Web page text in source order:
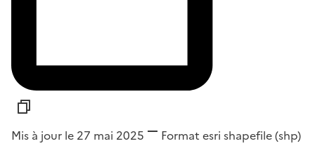
Mis à jour le 27 mai 2025 Format esri shapefile (shp)